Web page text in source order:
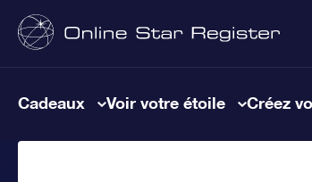
Cadeaux Voir votre étoile Créez